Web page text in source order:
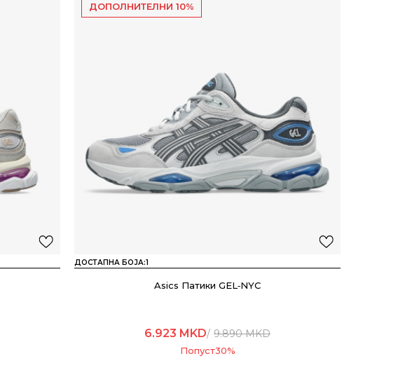
ДОПОЛНИТЕЛНИ 10%
ДОСТАПНА БОЈА:1
Asics Патики GEL‑NYC
6.923 MKD 9.890MKD
Попуст30%